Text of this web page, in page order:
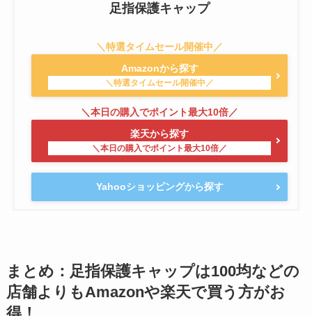
足指保護キャップ
Amazonから探す
楽天から探す
Yahooショッピングから探す
まとめ：足指保護キャップは100均などの
店舗よりもAmazonや楽天で買う方がお